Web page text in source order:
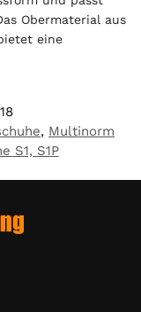
Obermaterial aus
eine
, Multinorm
S1, S1P